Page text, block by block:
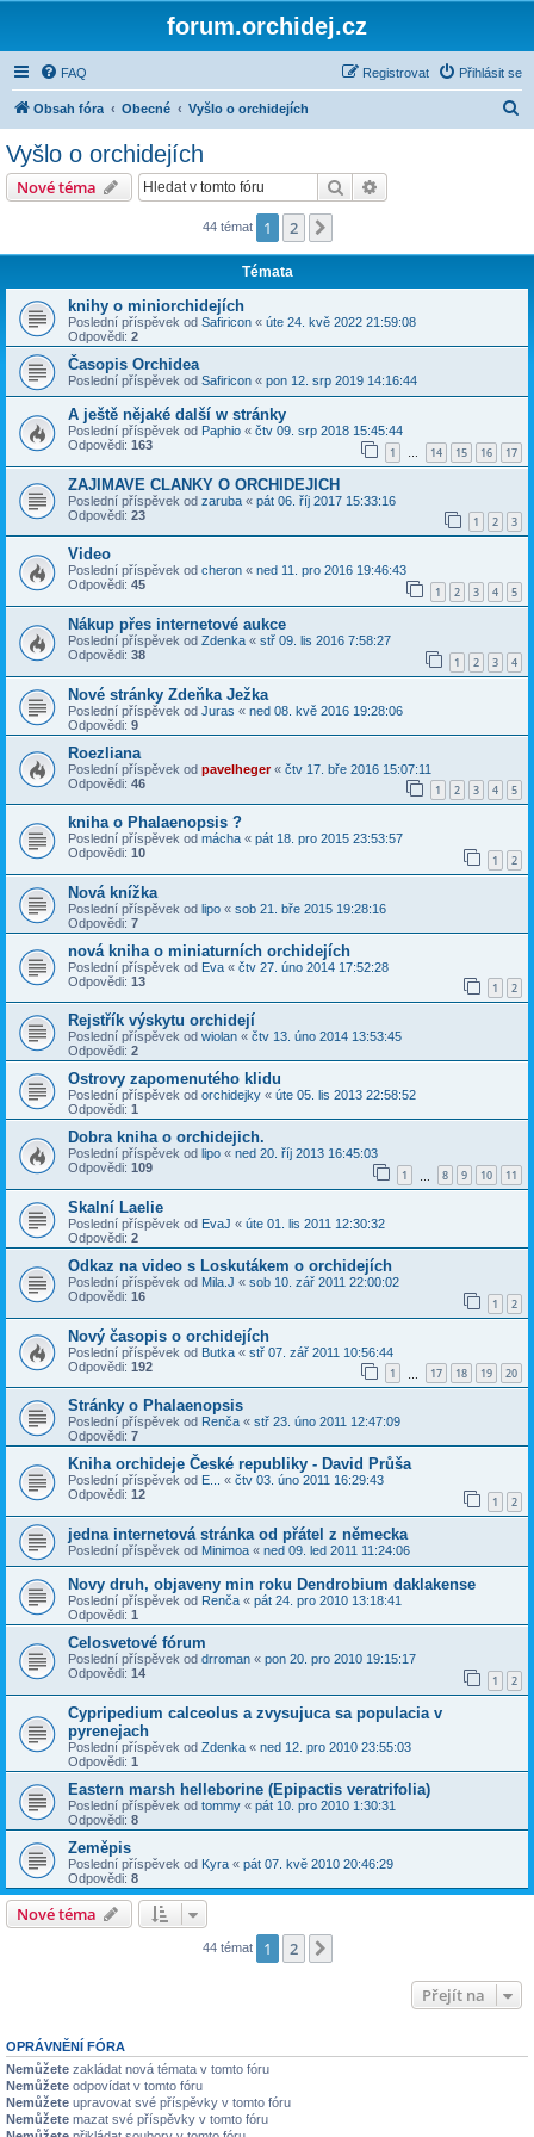
forum.orchidej.cz
FAQ Přihlásit se
Registrovat
Obsah fóra Obecné Vyšlo o orchidejích
Vyšlo o orchidejích
Nové téma Hledat
44 témat 1 2
Témata
knihy o miniorchidejích
Poslední příspěvek od Safiricon « úte 24. kvě 2022 21:59:08
Odpovědi: 2
Časopis Orchidea
Poslední příspěvek od Safiricon « pon 12. srp 2019 14:16:44
A ještě nějaké další w stránky
Poslední příspěvek od Paphio « čtv 09. srp 2018 15:45:44
Odpovědi: 163 1 … 14 15 16 17
ZAJIMAVE CLANKY O ORCHIDEJICH
Poslední příspěvek od zaruba « pát 06. říj 2017 15:33:16
Odpovědi: 23 1 2 3
Video
Poslední příspěvek od cheron « ned 11. pro 2016 19:46:43
Odpovědi: 45 1 2 3 4 5
Nákup přes internetové aukce
Poslední příspěvek od Zdenka « stř 09. lis 2016 7:58:27
Odpovědi: 38 1 2 3 4
Nové stránky Zdeňka Ježka
Poslední příspěvek od Juras « ned 08. kvě 2016 19:28:06
Odpovědi: 9
Roezliana
Poslední příspěvek od pavelheger« čtv 17. bře 2016 15:07:11
Odpovědi: 46 1 2 3 4 5
kniha o Phalaenopsis ?
Poslední příspěvek od mácha « pát 18. pro 2015 23:53:57
Odpovědi: 10 1 2
Nová knížka
Poslední příspěvek od lipo « sob 21. bře 2015 19:28:16
Odpovědi: 7
nová kniha o miniaturních orchidejích
Poslední příspěvek od Eva « čtv 27. úno 2014 17:52:28
Odpovědi: 13 1 2
Rejstřík výskytu orchidejí
Poslední příspěvek od wiolan « čtv 13. úno 2014 13:53:45
Odpovědi: 2
Ostrovy zapomenutého klidu
Poslední příspěvek od orchidejky « úte 05. lis 2013 22:58:52
Odpovědi: 1
Dobra kniha o orchidejich.
Poslední příspěvek od lipo « ned 20. říj 2013 16:45:03
Odpovědi: 109 1 8 9 10 11
Skalní Laelie
Poslední příspěvek od EvaJ « úte 01. lis 2011 12:30:32
Odpovědi: 2
Odkaz na video s Loskutákem o orchidejích
Poslední příspěvek od Mila.J « sob 10. zář 2011 22:00:02
Odpovědi: 16 1 2
Nový časopis o orchidejích
Poslední příspěvek od Butka « stř 07. zář 2011 10:56:44
Odpovědi: 192 1 17 18 19 20
Stránky o Phalaenopsis
Poslední příspěvek od Renča « stř 23. úno 2011 12:47:09
Odpovědi: 7
Kniha orchideje České republiky - David Průša
Poslední příspěvek od E... « čtv 03. úno 2011 16:29:43
Odpovědi: 12 1 2
jedna internetová stránka od přátel z německa
Poslední příspěvek od Minimoa « ned 09. led 2011 11:24:06
Novy druh, objaveny min roku Dendrobium daklakense
Poslední příspěvek od Renča « pát 24. pro 2010 13:18:41
Odpovědi: 1
Celosvetové fórum
Poslední příspěvek od drroman « pon 20. pro 2010 19:15:17
Odpovědi: 14 1 2
Cypripedium calceolus a zvysujuca sa populacia v
pyrenejach
Poslední příspěvek od Zdenka « ned 12. pro 2010 23:55:03
Odpovědi: 1
Eastern marsh helleborine (Epipactis veratrifolia)
Poslední příspěvek od tommy « pát 10. pro 2010 1:30:31
Odpovědi: 8
Zeměpis
Poslední příspěvek od Kyra « pát 07. kvě 2010 20:46:29
Odpovědi: 8
Nové téma
44 témat 1 2
Přejít na
OPRÁVNĚNÍ FÓRA
Nemůžete zakládat nová témata v tomto fóru
Nemůžete odpovídat v tomto fóru
Nemůžete upravovat své příspěvky v tomto fóru
Nemůžete mazat své příspěvky v tomto fóru